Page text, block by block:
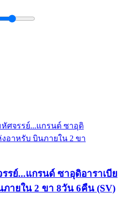
รย์...แกรนด์ ซาอุดิอาราเบีย
ายใน 2 ขา 8วัน 6คืน (SV)